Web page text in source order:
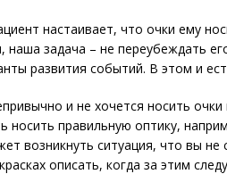
настаивает, что очки ему
наша задача – не переубеждать
развития событий. В этом и
и не хочется носить
носить правильную оптику,
возникнуть ситуация, что вы
описать, когда за этим